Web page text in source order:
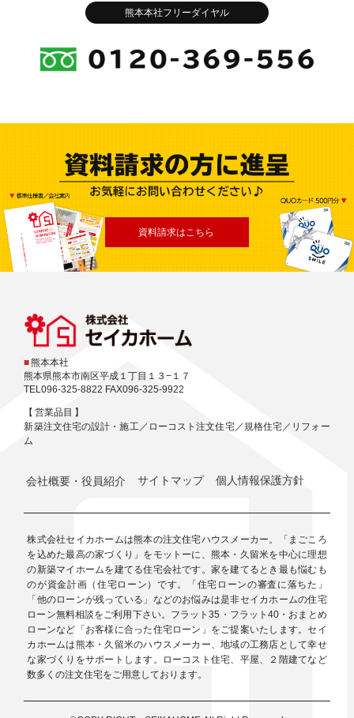
熊本本社フリーダイヤル
資料請求はこちら
■熊本本社
熊本県熊本市南区平成１丁目１３−１７
TEL096-325-8822 FAX096-325-9922
【 営業品目 】
新築注文住宅の設計・施工／ローコスト注文住宅／規格住宅／リフォー
ム
会社概要・役員紹介 サイトマップ 個人情報保護方針
株式会社セイカホームは熊本の注文住宅ハウスメーカー。「まごころ
を込めた最高の家づくり」をモットーに、熊本・久留米を中心に理想
の新築マイホームを建てる住宅会社です。家を建てるとき最も悩むも
のが資金計画（住宅ローン）です。「住宅ローンの審査に落ちた」
「他のローンが残っている」などのお悩みは是非セイカホームの住宅
ローン無料相談をご利用下さい。フラット35・フラット40・おまとめ
ローンなど「お客様に合った住宅ローン」をご提案いたします。セイ
カホームは熊本・久留米のハウスメーカー、地域の工務店として幸せ
な家づくりをサポートします。ローコスト住宅、平屋、２階建てなど
数多くの注文住宅をご用意しております。